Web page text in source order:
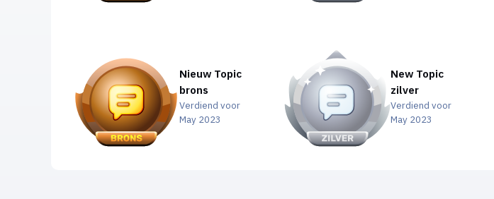
Nieuw Topic
brons
Verdiend voor
May 2023
New Topic
zilver
Verdiend voor
May 2023